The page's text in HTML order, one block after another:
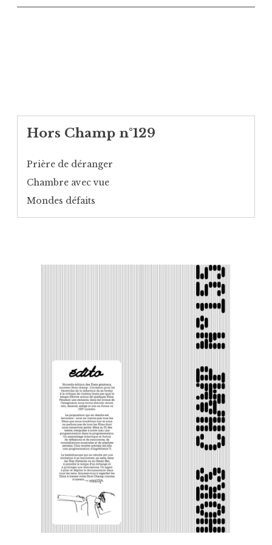
Hors Champ n°129
Prière de déranger
Chambre avec vue
Mondes défaits